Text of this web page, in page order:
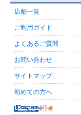
店舗一覧
ご利用ガイド
よくあるご質問
お問い合わせ
サイトマップ
初めての方へ